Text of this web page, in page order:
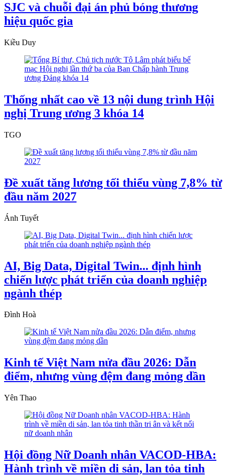
SJC và chuỗi đại án phủ bóng thương
hiệu quốc gia
Kiều Duy
Thống nhất cao về 13 nội dung trình Hội
nghị Trung ương 3 khóa 14
TGO
Đề xuất tăng lương tối thiểu vùng 7,8% từ
đầu năm 2027
Ánh Tuyết
AI, Big Data, Digital Twin... định hình
chiến lược phát triển của doanh nghiệp
ngành thép
Đình Hoà
Kinh tế Việt Nam nửa đầu 2026: Dẫn
điểm, nhưng vùng đệm đang mỏng dần
Yên Thao
Hội đồng Nữ Doanh nhân VACOD-HBA:
Hành trình về miền di sản, lan tỏa tinh